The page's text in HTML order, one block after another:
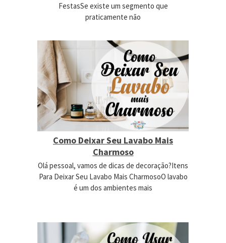
FestasSe existe um segmento que
praticamente não
Como Deixar Seu Lavabo Mais
Charmoso
Olá pessoal, vamos de dicas de decoração?Itens
Para Deixar Seu Lavabo Mais CharmosoO lavabo
é um dos ambientes mais